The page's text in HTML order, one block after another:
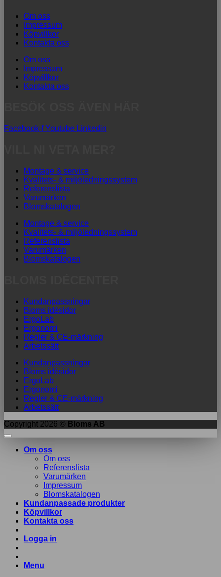
Om oss
Impressum
Köpvillkor
Kontakta oss
Om oss
Impressum
Köpvillkor
Kontakta oss
Facebook-f Youtube Linkedin
Montage & service
Kvalitets- & miljöledningssystem
Referenslista
Varumärken
Blomskatalogen
Montage & service
Kvalitets- & miljöledningssystem
Referenslista
Varumärken
Blomskatalogen
Kundanpassningar
Bloms idésidor
ErgoLab
Ergonomi
Regler & CE-märkning
Arbetssätt
Kundanpassningar
Bloms idésidor
ErgoLab
Ergonomi
Regler & CE-märkning
Arbetssätt
Copyright 2026 © Bloms AB
Om oss
Om oss
Referenslista
Varumärken
Impressum
Blomskatalogen
Kundanpassade produkter
Köpvillkor
Kontakta oss
Logga in
Menu